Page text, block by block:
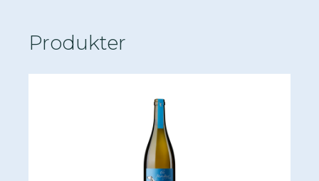
Produkter